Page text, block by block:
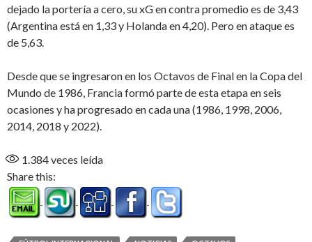
dejado la portería a cero, su xG en contra promedio es de 3,43
(Argentina está en 1,33 y Holanda en 4,20). Pero en ataque es
de 5,63.
Desde que se ingresaron en los Octavos de Final en la Copa del
Mundo de 1986, Francia formó parte de esta etapa en seis
ocasiones y ha progresado en cada una (1986, 1998, 2006,
2014, 2018 y 2022).
1.384veces leída
Share this: